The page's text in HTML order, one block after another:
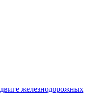
железнодорожных